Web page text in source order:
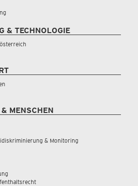
& TECHNOLOGIE
MENSCHEN
& Monitoring